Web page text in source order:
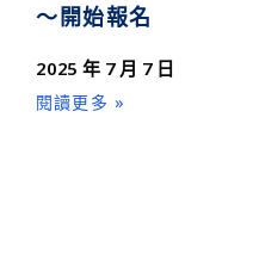
～開始報名
2025 年 7 月 7 日
閱讀更多 »